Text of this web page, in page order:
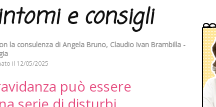
e consigli
la consulenza di Angela Bruno, Claudio Ivan Brambilla -
il 12/05/2025
può essere